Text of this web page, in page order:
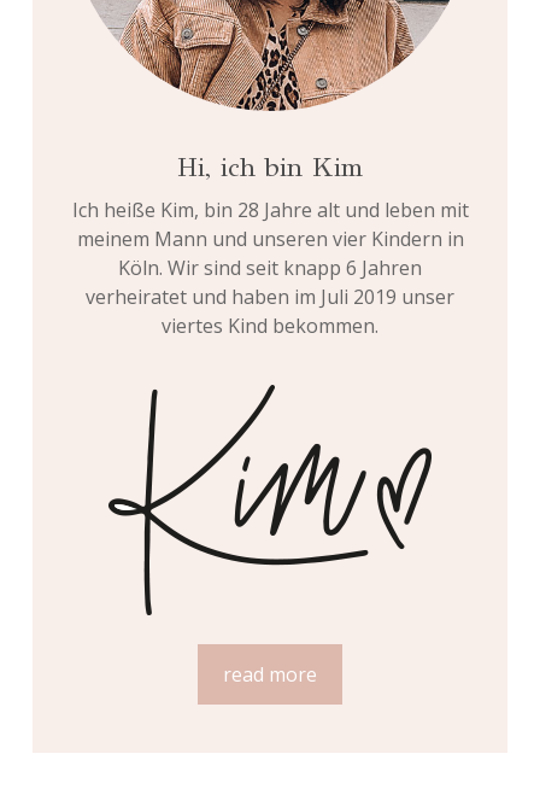
Hi, ich bin Kim
Ich heiße Kim, bin 28 Jahre alt und leben mit
meinem Mann und unseren vier Kindern in
Köln. Wir sind seit knapp 6 Jahren
verheiratet und haben im Juli 2019 unser
viertes Kind bekommen.
read more